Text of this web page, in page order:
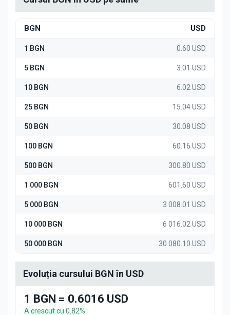
BGN USD
1 BGN 0.60 USD
5 BGN 3.01 USD
10 BGN 6.02 USD
25 BGN 15.04 USD
50 BGN 30.08 USD
100 BGN 60.16 USD
500 BGN 300.80 USD
1 000 BGN 601.60 USD
5 000 BGN 3 008.01 USD
10 000 BGN 6 016.02 USD
50 000 BGN 30 080.10 USD
Evoluția cursului BGN în USD
1 BGN = 0.6016 USD
A crescut cu 0.82%